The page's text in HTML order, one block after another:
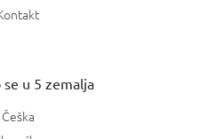
se u 5 zemalja
Češka